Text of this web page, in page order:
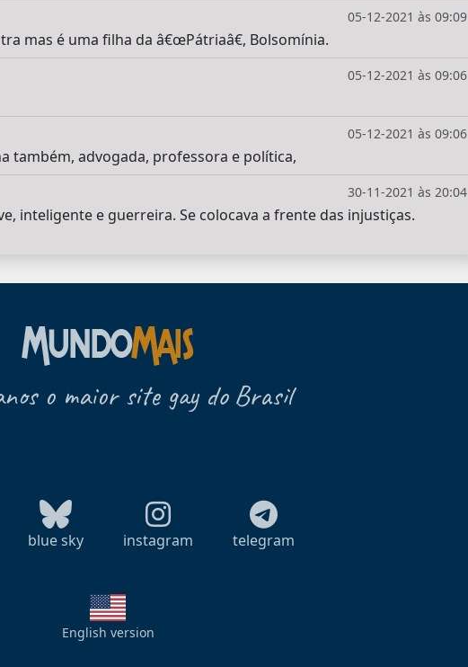
05-12-2021 às 09:09
mas é uma filha da â€œPátriaâ€, Bolsomínia.
05-12-2021 às 09:06
05-12-2021 às 09:06
também, advogada, professora e política,
30-11-2021 às 20:04
inteligente e guerreira. Se colocava a frente das injustiças.
o maior site gay do Brasil
blue sky instagram telegram
English version